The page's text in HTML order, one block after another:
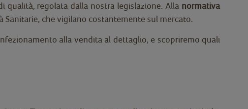
qualità, regolata dalla nostra legislazione. Alla normativa
che vigilano costantemente sul mercato.
alla vendita al dettaglio, e scopriremo quali